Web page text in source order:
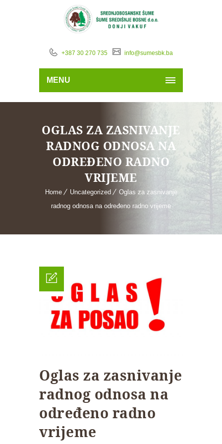
+387 30 270 735 info@sumesbk.ba
MENU
OGLAS ZA ZASNIVANJE
RADNOG ODNOSA NA
ODREĐENO RADNO
VRIJEME
Home Uncategorized
Oglas za zasnivanje
radnog odnosa na određeno radno vrijeme
Oglas za zasnivanje
radnog odnosa na
određeno radno
vrijeme